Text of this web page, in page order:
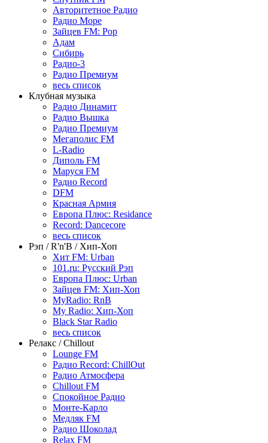
Авторитетное Радио
Радио Море
Зайцев FM: Pop
Адам
Сибирь
Радио-3
Радио Премиум
весь список
Клубная музыка
Радио Динамит
Радио Вышка
Радио Премиум
Мегаполис FM
L-Radio
Диполь FM
Маруся FM
Радио Record
DFM
Красная Армия
Европа Плюс: Residance
Record: Dancecore
весь список
Рэп / R'n'B / Хип-Хоп
Хит FM: Urban
101.ru: Русский Рэп
Европа Плюс: Urban
Зайцев FM: Хип-Хоп
MyRadio: RnB
My Radio: Хип-Хоп
Black Star Radio
весь список
Релакс / Chillout
Lounge FM
Радио Record: ChillOut
Радио Атмосфера
Chillout FM
Спокойное Радио
Монте-Карло
Медляк FM
Радио Шоколад
Relax FM